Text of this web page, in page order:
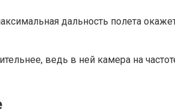
дальность полета
ведь в ней камера на